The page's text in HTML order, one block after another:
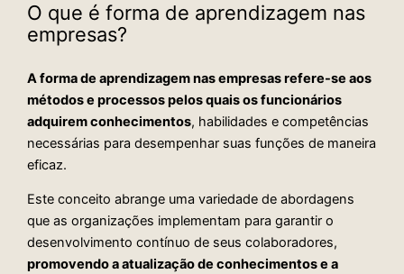
O que é forma de aprendizagem nas
empresas?
A forma de aprendizagem nas empresas refere-se aos
métodos e processos pelos quais os funcionários
adquirem conhecimentos, habilidades e competências
necessárias para desempenhar suas funções de maneira
eficaz.
Este conceito abrange uma variedade de abordagens
que as organizações implementam para garantir o
desenvolvimento contínuo de seus colaboradores,
promovendo a atualização de conhecimentos e a